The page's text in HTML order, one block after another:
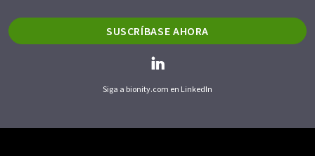
SUSCRÍBASE AHORA
Siga a bionity.com en LinkedIn